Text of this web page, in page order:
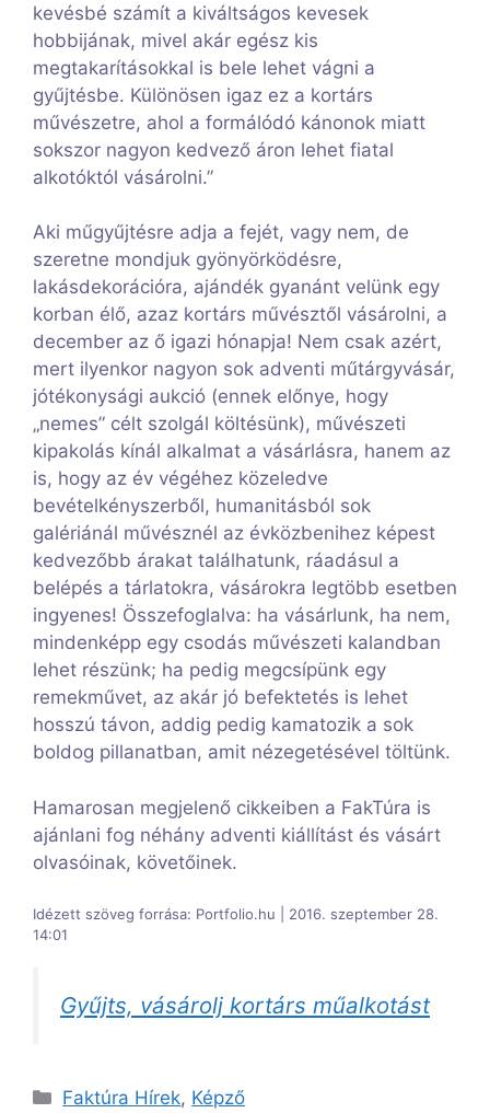
kevésbé számít a kiváltságos kevesek
hobbijának, mivel akár egész kis
megtakarításokkal is bele lehet vágni a
gyűjtésbe. Különösen igaz ez a kortárs
művészetre, ahol a formálódó kánonok miatt
sokszor nagyon kedvező áron lehet fiatal
alkotóktól vásárolni.”
Aki műgyűjtésre adja a fejét, vagy nem, de
szeretne mondjuk gyönyörködésre,
lakásdekorációra, ajándék gyanánt velünk egy
korban élő, azaz kortárs művésztől vásárolni, a
december az ő igazi hónapja! Nem csak azért,
mert ilyenkor nagyon sok adventi műtárgyvásár,
jótékonysági aukció (ennek előnye, hogy
„nemes” célt szolgál költésünk), művészeti
kipakolás kínál alkalmat a vásárlásra, hanem az
is, hogy az év végéhez közeledve
bevételkényszerből, humanitásból sok
galériánál művésznél az évközbenihez képest
kedvezőbb árakat találhatunk, ráadásul a
belépés a tárlatokra, vásárokra legtöbb esetben
ingyenes! Összefoglalva: ha vásárlunk, ha nem,
mindenképp egy csodás művészeti kalandban
lehet részünk; ha pedig megcsípünk egy
remekművet, az akár jó befektetés is lehet
hosszú távon, addig pedig kamatozik a sok
boldog pillanatban, amit nézegetésével töltünk.
Hamarosan megjelenő cikkeiben a FakTúra is
ajánlani fog néhány adventi kiállítást és vásárt
olvasóinak, követőinek.
Idézett szöveg forrása: Portfolio.hu | 2016. szeptember 28.
14:01
Gyűjts, vásárolj kortárs műalkotást
Kategória
Faktúra Hírek, Képző